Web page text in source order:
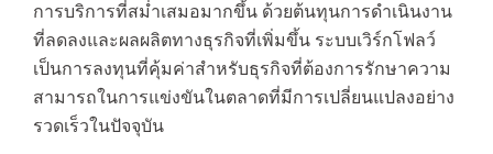
การบริการที่สม่ำเสมอมากขึ้น ด้วยต้นทุนการดำเนินงาน
ที่ลดลงและผลผลิตทางธุรกิจที่เพิ่มขึ้น ระบบเวิร์กโฟลว์
เป็นการลงทุนที่คุ้มค่าสำหรับธุรกิจที่ต้องการรักษาความ
สามารถในการแข่งขันในตลาดที่มีการเปลี่ยนแปลงอย่าง
รวดเร็วในปัจจุบัน